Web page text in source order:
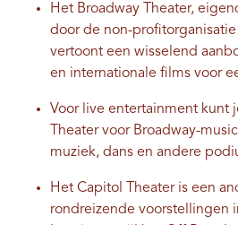
Het Broadway Theater,
door de non-profitorganisatie
vertoont een wisselend
en internationale films voor
Voor live entertainment kunt
Theater voor Broadway-
muziek, dans en andere
Het Capitol Theater is een
rondreizende voorstellingen